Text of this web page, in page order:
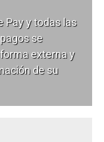
Pay y todas las
se
externa y
de su